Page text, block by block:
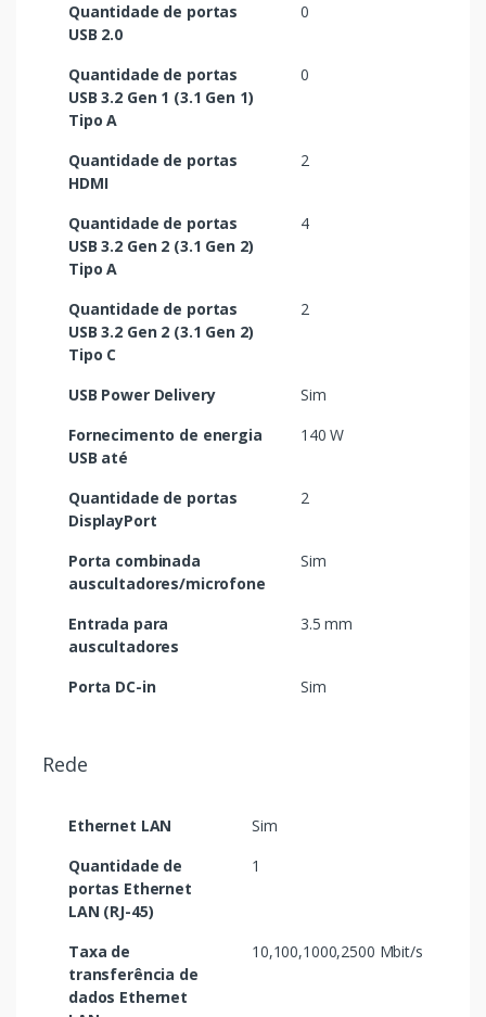
Quantidade de portas
USB 2.0
0
Quantidade de portas
USB 3.2 Gen 1 (3.1 Gen 1)
Tipo A
0
Quantidade de portas
HDMI
2
Quantidade de portas
USB 3.2 Gen 2 (3.1 Gen 2)
Tipo A
4
Quantidade de portas
USB 3.2 Gen 2 (3.1 Gen 2)
Tipo C
2
USB Power Delivery
Sim
Fornecimento de energia
USB até
140 W
Quantidade de portas
DisplayPort
2
Porta combinada
auscultadores/microfone
Sim
Entrada para
auscultadores
3.5 mm
Porta DC-in Sim
Rede
Ethernet LAN
Sim
Quantidade de
portas Ethernet
LAN (RJ-45)
1
Taxa de
transferência de
dados Ethernet
10,100,1000,2500 Mbit/s